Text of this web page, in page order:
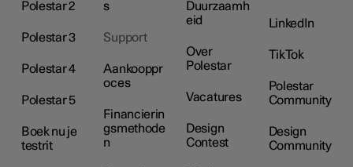
Polestar 2
Polestar 3
Polestar 4
Polestar 5
Boek nu je
testrit
s
Support
Aankooppr
oces
Financierin
gsmethode
n
Duurzaamh
eid
Over
Polestar
Vacatures
Design
Contest
LinkedIn
TikTok
Polestar
Community
Design
Community